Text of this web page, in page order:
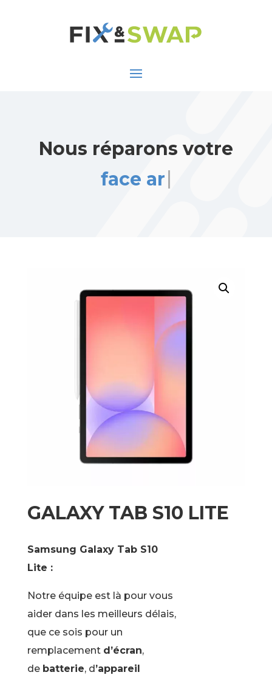
Nous réparons votre
face arrière
GALAXY TAB S10 LITE
Samsung Galaxy Tab S10
Lite :
Notre équipe est là pour vous
aider dans les meilleurs délais,
que ce sois pour un
remplacement d’écran,
de batterie, d’appareil